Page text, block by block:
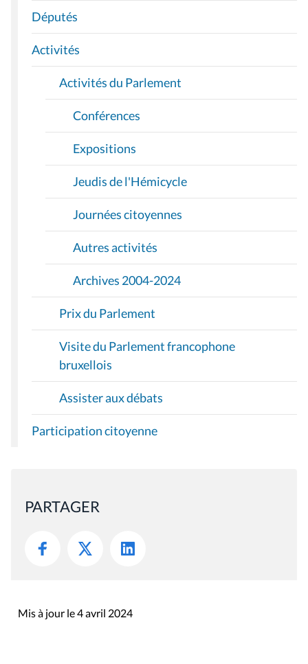
A
T
I
O
Députés
Activités
Activités du Parlement
Conférences
Expositions
Jeudis de l'Hémicycle
Journées citoyennes
Autres activités
Archives 2004-2024
Prix du Parlement
Visite du Parlement francophone
bruxellois
Assister aux débats
Participation citoyenne
PARTAGER
Mis à jour le 4 avril 2024